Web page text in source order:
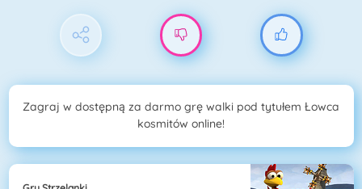
Zagraj w dostępną za darmo grę walki pod tytułem Łowca
kosmitów online!